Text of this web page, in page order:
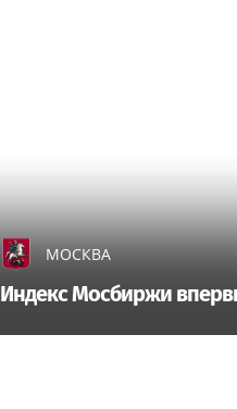
МОСКВА
Индекс Мосбиржи